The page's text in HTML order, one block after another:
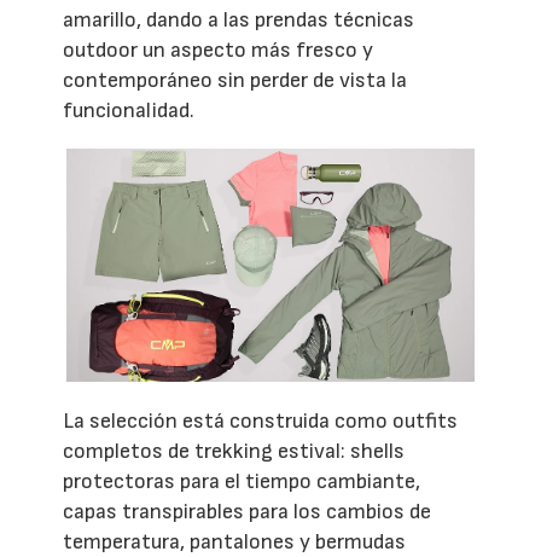
amarillo, dando a las prendas técnicas
outdoor un aspecto más fresco y
contemporáneo sin perder de vista la
funcionalidad.
La selección está construida como outfits
completos de trekking estival: shells
protectoras para el tiempo cambiante,
capas transpirables para los cambios de
temperatura, pantalones y bermudas